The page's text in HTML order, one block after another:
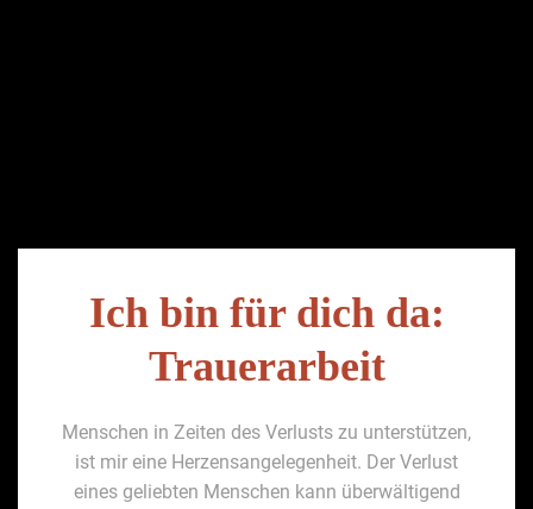
Ich bin für dich da:
Trauerarbeit
Men­schen in Zeit­en des Ver­lusts zu unter­stützen,
ist mir eine Herzen­san­gele­gen­heit. Der Ver­lust
eines geliebten Men­schen kann über­wälti­gend